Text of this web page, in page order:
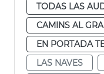
TODAS LAS
CAMINS AL
EN PORTADA
LAS NAVES